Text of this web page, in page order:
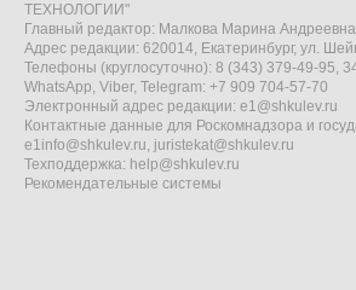
ТЕХНОЛОГИИ"
Главный редактор: Малкова Марина Андреевна
Адрес редакции: 620014, Екатеринбург, ул.
Телефоны (круглосуточно): 8 (343) 379-49-95,
WhatsApp, Viber, Telegram: +7 909 704-57-70
Электронный адрес редакции: e1@shkulev.ru
Контактные данные для Роскомнадзора и
e1info@shkulev.ru, juristekat@shkulev.ru
Техподдержка: help@shkulev.ru
Рекомендательные системы